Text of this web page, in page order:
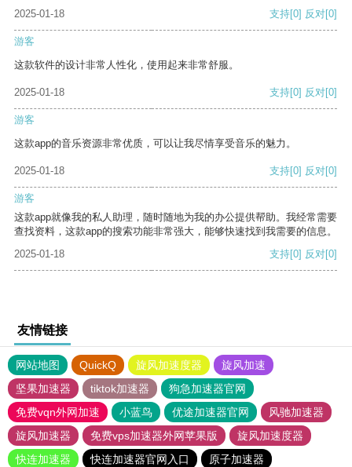
2025-01-18
支持[0] 反对[0]
游客
这款软件的设计非常人性化，使用起来非常舒服。
2025-01-18 支持[0] 反对[0]
游客
这款app的音乐资源非常优质，可以让我尽情享受音乐的魅力。
2025-01-18 支持[0] 反对[0]
游客
这款app就像我的私人助理，随时随地为我的办公提供帮助。我经常需要
查找资料，这款app的搜索功能非常强大，能够快速找到我需要的信息。
2025-01-18
支持[0] 反对[0]
友情链接
网站地图 QuickQ 旋风加速度器
旋风加速
坚果加速器
tiktok加速器
狗急加速器官网
免费vqn外网加速
小蓝鸟 优途加速器官网
风驰加速器
旋风加速器
免费vps加速器外网苹果版
旋风加速度器
快连加速器
快连加速器官网入口
原子加速器